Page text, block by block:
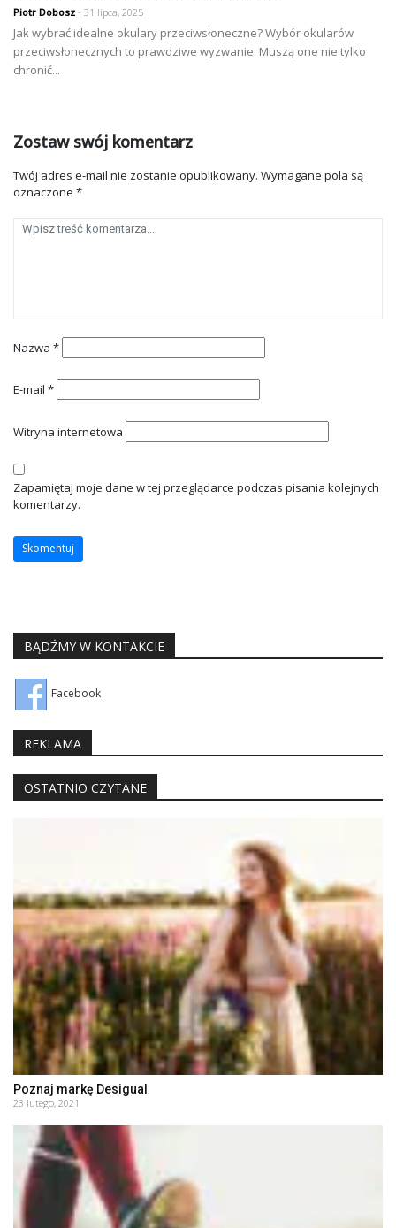
Piotr Dobosz - 31 lipca, 2025
Jak wybrać idealne okulary przeciwsłoneczne? Wybór okularów
przeciwsłonecznych to prawdziwe wyzwanie. Muszą one nie tylko
chronić...
Zostaw swój komentarz
Twój adres e-mail nie zostanie opublikowany. Wymagane pola są
oznaczone *
Nazwa *
E-mail *
Witryna internetowa
Zapamiętaj moje dane w tej przeglądarce podczas pisania kolejnych
komentarzy.
BĄDŹMY W KONTAKCIE
Facebook
REKLAMA
OSTATNIO CZYTANE
Poznaj markę Desigual
23 lutego, 2021